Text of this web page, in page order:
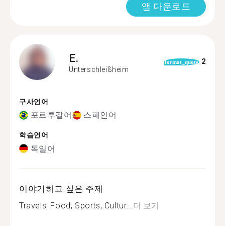
앱 다운로드
E.
Unterschleißheim
format_quote 2
구사언어
포르투갈어 스페인어
학습언어
독일어
이야기하고 싶은 주제
Travels, Food, Sports, Cultur... 더 보기